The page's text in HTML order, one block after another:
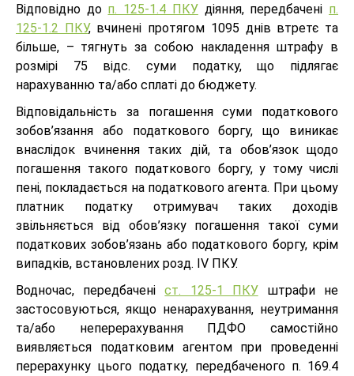
Відповідно до п. 125-1.4 ПКУдіяння, передбачені п.
125-1.2 ПКУ, вчинені протягом 1095 днів втретє та
більше, – тягнуть за собою накладення штрафу в
розмірі 75 відс. суми податку, що підлягає
нарахуванню та/або сплаті до бюджету.
Відповідальність за погашення суми податкового
зобов’язання або податкового боргу, що виникає
внаслідок вчинення таких дій, та обов’язок щодо
погашення такого податкового боргу, у тому числі
пені, покладається на податкового агента. При цьому
платник податку отримувач таких доходів
звільняється від обов’язку погашення такої суми
податкових зобов’язань або податкового боргу, крім
випадків, встановлених розд. IV ПКУ.
Водночас, передбаченіст. 125-1 ПКУштрафи не
застосовуються, якщо ненарахування, неутримання
та/або неперерахування ПДФО самостійно
виявляється податковим агентом при проведенні
перерахунку цього податку, передбаченого п. 169.4